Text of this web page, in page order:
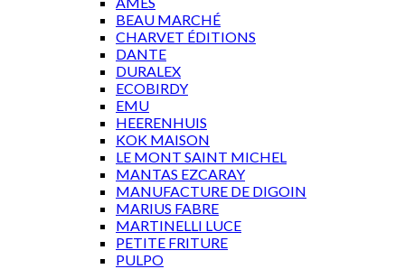
BEAU MARCHÉ
CHARVET ÉDITIONS
DANTE
DURALEX
ECOBIRDY
EMU
HEERENHUIS
KOK MAISON
LE MONT SAINT MICHEL
MANTAS EZCARAY
MANUFACTURE DE DIGOIN
MARIUS FABRE
MARTINELLI LUCE
PETITE FRITURE
PULPO